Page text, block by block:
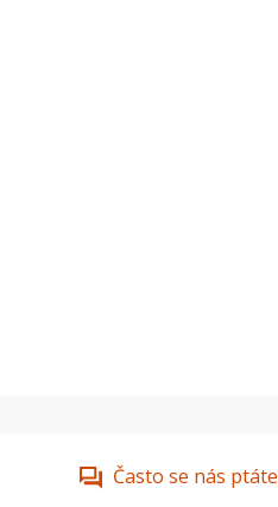
Často se nás ptáte